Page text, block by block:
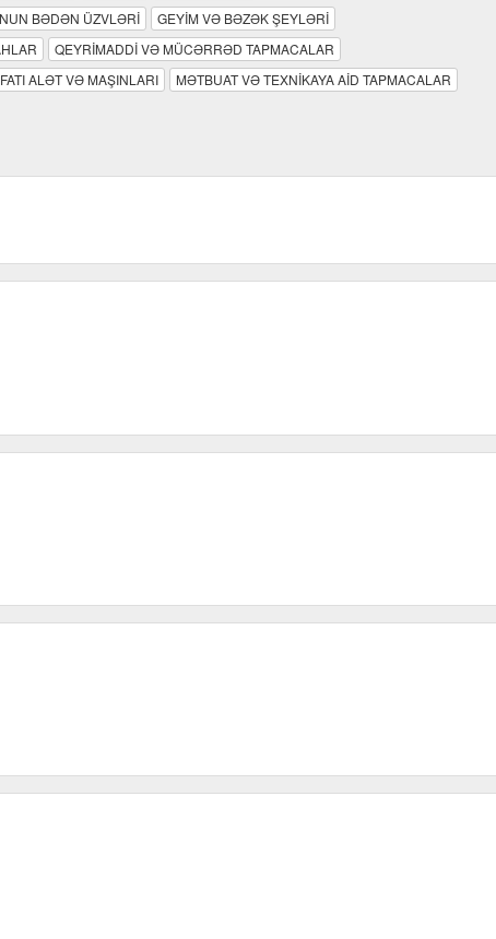
BƏDƏN ÜZVLƏRİ
GEYİM VƏ BƏZƏK ŞEYLƏRİ
QEYRİMADDİ VƏ MÜCƏRRƏD TAPMACALAR
ALƏT VƏ MAŞINLARI
MƏTBUAT VƏ TEXNİKAYA AİD TAPMACALAR